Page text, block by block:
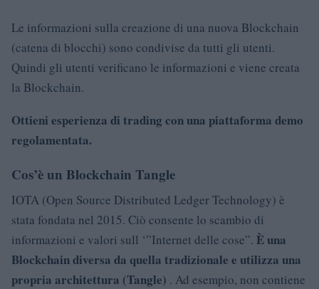
Le informazioni sulla creazione di una nuova Blockchain
(catena di blocchi) sono condivise da tutti gli utenti.
Quindi gli utenti verificano le informazioni e viene creata
la Blockchain.
Ottieni esperienza di trading con una piattaforma demo
regolamentata.
Cos’è un Blockchain Tangle
IOTA (Open Source Distributed Ledger Technology) è
stata fondata nel 2015. Ciò consente lo scambio di
informazioni e valori sull ‘”Internet delle cose”. È una
Blockchain diversa da quella tradizionale e utilizza una
propria architettura (Tangle) . Ad esempio, non contiene